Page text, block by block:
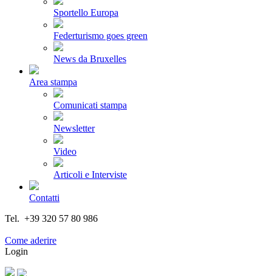
Sportello Europa
Federturismo goes green
News da Bruxelles
Area stampa
Comunicati stampa
Newsletter
Video
Articoli e Interviste
Contatti
Tel. +39 320 57 80 986
Come aderire
Login